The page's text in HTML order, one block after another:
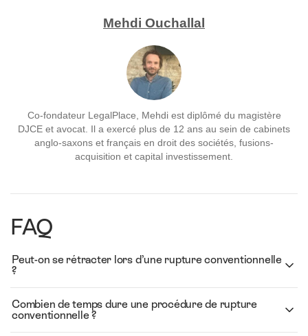
Mehdi Ouchallal
Co-fondateur LegalPlace, Mehdi est diplômé du magistère
DJCE et avocat. Il a exercé plus de 12 ans au sein de cabinets
anglo-saxons et français en droit des sociétés, fusions-
acquisition et capital investissement.
FAQ
Peut-on se rétracter lors d’une rupture conventionnelle
?
Combien de temps dure une procédure de rupture
conventionnelle ?